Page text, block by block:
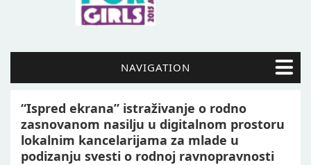
NAVIGATION
“Ispred ekrana” istraživanje o rodno
zasnovanom nasilju u digitalnom prostoru
lokalnim kancelarijama za mlade u
podizanju svesti o rodnoj ravnopravnosti